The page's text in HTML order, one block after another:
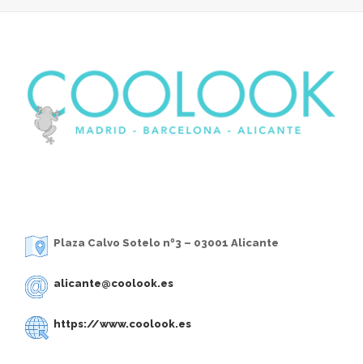
Plaza Calvo Sotelo nº3 – 03001 Alicante
alicante@coolook.es
https://www.coolook.es